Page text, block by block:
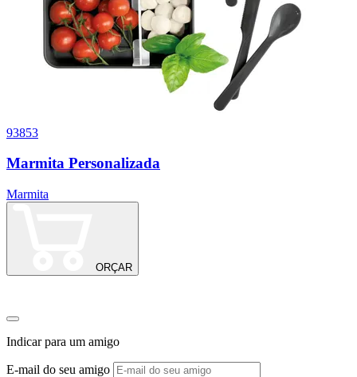
93853
Marmita Personalizada
Marmita
ORÇAR
Indicar para um amigo
E-mail do seu amigo